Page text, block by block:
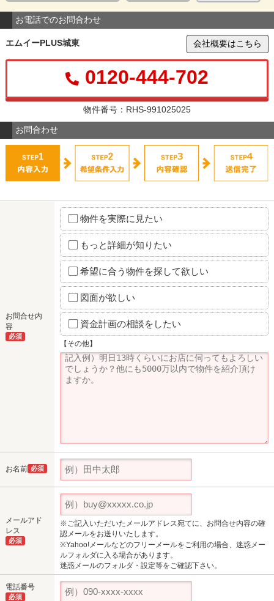
お電話でのお問合わせ
エムイーPLUS城東 会社概要はこちら
0120-444-702
物件番号：RHS-991025025
お問合わせ
お問合せ内
容
必須
物件を実際に見たい
もっと詳細が知りたい
希望に合う物件を探して欲しい
図面が欲しい
資金計画の相談をしたい
【その他】
お名前 必須
メールアド
レス
必須
※ご記入いただいたメールアドレス宛てに、お問合せ内容の確
認メールをお送りいたします。
※Yahoo!メールなどのフリーメールをご利用の場合、迷惑メー
ルフォルダに入る場合があります。
迷惑メールのフォルダ・設定等をご確認下さい。
電話番号
必須